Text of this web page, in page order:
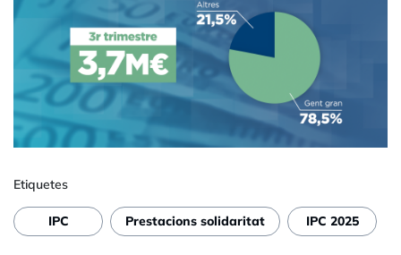
Etiquetes
IPC Prestacions solidaritat IPC 2025